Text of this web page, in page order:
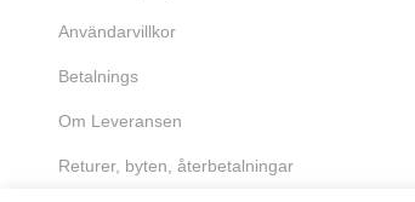
Användarvillkor
Betalnings
Om Leveransen
Returer, byten, återbetalningar